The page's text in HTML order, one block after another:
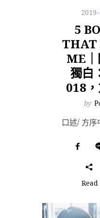
5
THAT
ME
獨白
018
by